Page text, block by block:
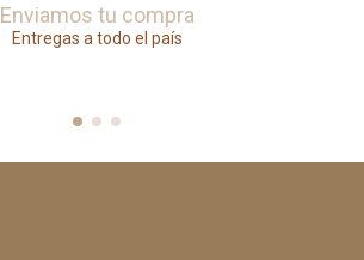
Enviamos tu compra
Entregas a todo el país